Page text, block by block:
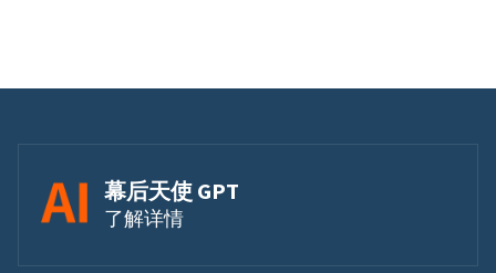
幕后天使 GPT
了解详情